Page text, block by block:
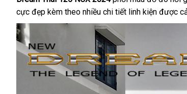
cực đẹp kèm theo nhiều chi tiết linh kiện được